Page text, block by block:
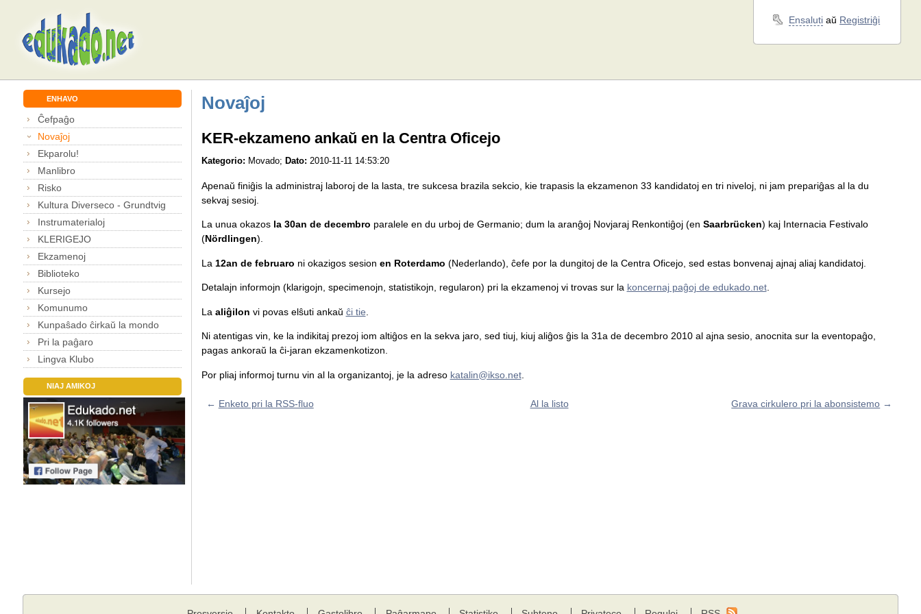
Ensaluti aŭ Registriĝi
ENHAVO
Ĉefpaĝo
Novaĵoj
Ekparolu!
Manlibro
Risko
Kultura Diverseco - Grundtvig
Instrumaterialoj
KLERIGEJO
Ekzamenoj
Biblioteko
Kursejo
Komunumo
Kunpaŝado ĉirkaŭ la mondo
Pri la paĝaro
Lingva Klubo
NIAJ AMIKOJ
Novaĵoj
KER-ekzameno ankaŭ en la Centra Oficejo
Kategorio: Movado; Dato: 2010-11-11 14:53:20
Apenaŭ finiĝis la administraj laboroj de la lasta, tre sukcesa brazila sekcio, kie trapasis la ekzamenon 33 kandidatoj en tri niveloj, ni jam prepariĝas al la du
sekvaj sesioj.
La unua okazos la 30an de decembro paralele en du urboj de Germanio; dum la aranĝoj Novjaraj Renkontiĝoj (en Saarbrücken) kaj Internacia Festivalo
(Nördlingen).
La 12an de februaro ni okazigos sesion en Roterdamo (Nederlando), ĉefe por la dungitoj de la Centra Oficejo, sed estas bonvenaj ajnaj aliaj kandidatoj.
Detalajn informojn (klarigojn, specimenojn, statistikojn, regularon) pri la ekzamenoj vi trovas sur la koncernaj paĝoj de edukado.net.
La aliĝilon vi povas elŝuti ankaŭ ĉi tie
Ni atentigas vin, ke la indikitaj prezoj iom altiĝos en la sekva jaro, sed tiuj, kiuj aliĝos ĝis la 31a de decembro 2010 al ajna sesio, anocnita sur la eventopaĝo,
pagas ankoraŭ la ĉi-jaran ekzamenkotizon.
Por pliaj informoj turnu vin al la organizantoj, je la adreso katalin@ikso.net.
← Enketo pri la RSS-fluo Al la listo Grava cirkulero pri la abonsistemo →